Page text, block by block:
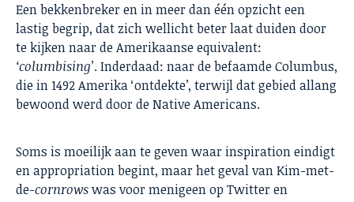
Een bekkenbreker en in meer dan één opzicht een
lastig begrip, dat zich wellicht beter laat duiden door
te kijken naar de Amerikaanse equivalent:
‘columbising’. Inderdaad: naar de befaamde Columbus,
die in 1492 Amerika ‘ontdekte’, terwijl dat gebied allang
bewoond werd door de Native Americans.
Soms is moeilijk aan te geven waar inspiration eindigt
en appropriation begint, maar het geval van Kim-met-
de-cornrowswas voor menigeen op Twitter en